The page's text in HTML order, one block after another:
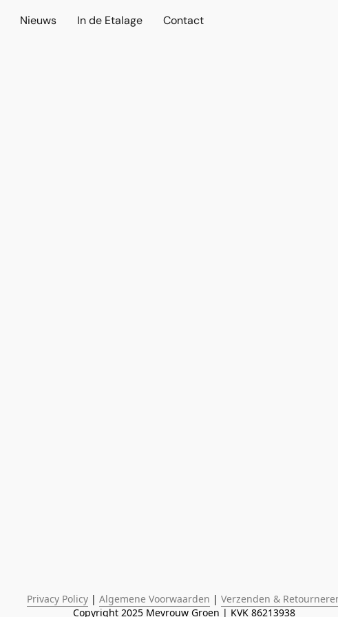
Nieuws In de Etalage Contact
Privacy Policy | Algemene Voorwaarden | Verzenden &
Copyright 2025 Mevrouw Groen | KVK 86213938